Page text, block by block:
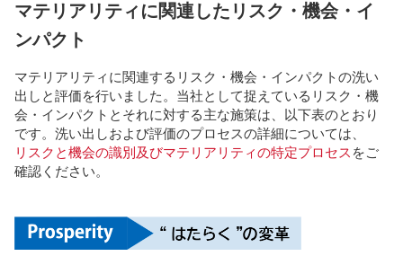
マテリアリティに関連したリスク・機会・イ
ンパクト
マテリアリティに関連するリスク・機会・インパクトの洗い
出しと評価を行いました。当社として捉えているリスク・機
会・インパクトとそれに対する主な施策は、以下表のとおり
です。洗い出しおよび評価​のプロセスの詳細については、
リスクと機会の識別及びマテリアリティの特定プロセス をご
確認ください。